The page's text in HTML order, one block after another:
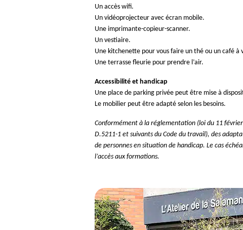
Un accès wifi.
Un vidéoprojecteur avec écran mobile.
Une imprimante-copieur-scanner.
Un vestiaire.
Une kitchenette pour vous faire un thé ou un café à
Une terrasse fleurie pour prendre l’air.
Accessibilité et handicap
Une place de parking privée peut être mise à
Le mobilier peut être adapté selon les besoins.
Conformément à la réglementation (loi du 11
D.5211-1 et suivants du Code du travail), des
de personnes en situation de handicap. Le cas
l’accès aux formations.